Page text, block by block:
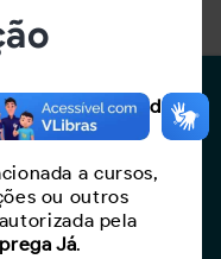
oferecidos
gratuitos.
a cursos,
ou outros
pela
Já.